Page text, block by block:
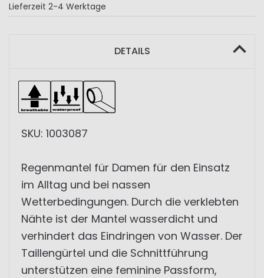
Lieferzeit 2-4 Werktage
DETAILS
SKU: 1003087
Regenmantel für Damen für den Einsatz
im Alltag und bei nassen
Wetterbedingungen. Durch die verklebten
Nähte ist der Mantel wasserdicht und
verhindert das Eindringen von Wasser. Der
Taillengürtel und die Schnittführung
unterstützen eine feminine Passform,